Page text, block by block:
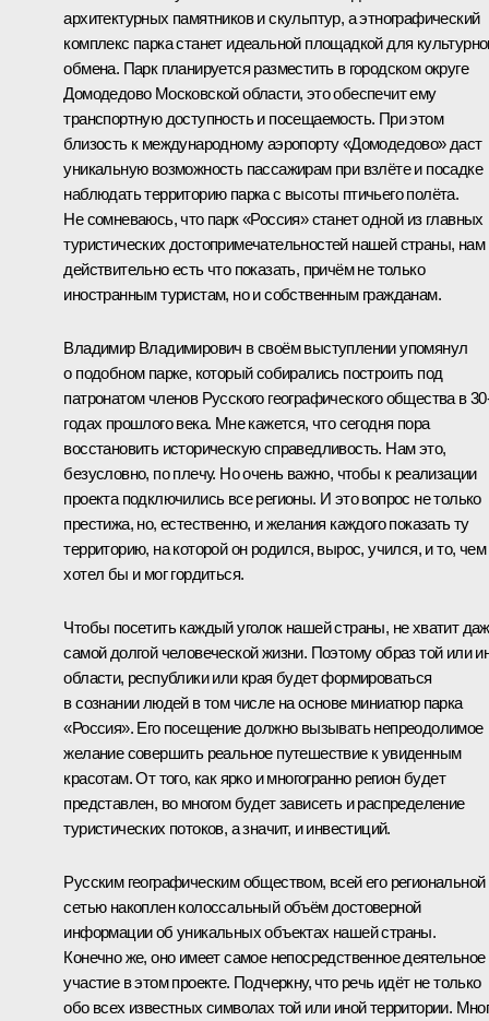
архитектурных памятников и скульптур, а этнографический
комплекс парка станет идеальной площадкой для
обмена. Парк планируется разместить в городском округе
Домодедово Московской области, это обеспечит ему
транспортную доступность и посещаемость. При этом
близость к международному аэропорту «Домодедово» даст
уникальную возможность пассажирам при взлёте и посадке
наблюдать территорию парка с высоты птичьего полёта.
Не сомневаюсь, что парк «Россия» станет одной из главных
туристических достопримечательностей нашей страны, нам
действительно есть что показать, причём не только
иностранным туристам, но и собственным гражданам.
Владимир Владимирович в своём выступлении упомянул
о подобном парке, который собирались построить под
патронатом членов Русского географического общества в
годах прошлого века. Мне кажется, что сегодня пора
восстановить историческую справедливость. Нам это,
безусловно, по плечу. Но очень важно, чтобы к реализации
проекта подключились все регионы. И это вопрос не только
престижа, но, естественно, и желания каждого показать ту
территорию, на которой он родился, вырос, учился, и то, чем
хотел бы и мог гордиться.
Чтобы посетить каждый уголок нашей страны, не хватит
самой долгой человеческой жизни. Поэтому образ той или
области, республики или края будет формироваться
в сознании людей в том числе на основе миниатюр парка
«Россия». Его посещение должно вызывать непреодолимое
желание совершить реальное путешествие к увиденным
красотам. От того, как ярко и многогранно регион будет
представлен, во многом будет зависеть и распределение
туристических потоков, а значит, и инвестиций.
Русским географическим обществом, всей его региональной
сетью накоплен колоссальный объём достоверной
информации об уникальных объектах нашей страны.
Конечно же, оно имеет самое непосредственное деятельное
участие в этом проекте. Подчеркну, что речь идёт не только
обо всех известных символах той или иной территории.